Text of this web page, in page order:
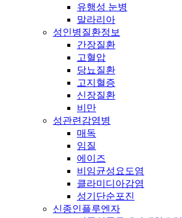
유행성 눈병
말라리아
성인병질환정보
간장질환
고혈압
당뇨질환
고지혈증
신장질환
비만
성관련감염병
매독
임질
에이즈
비임균성요도염
클라미디아감염
성기단순포진
신종인플루엔자